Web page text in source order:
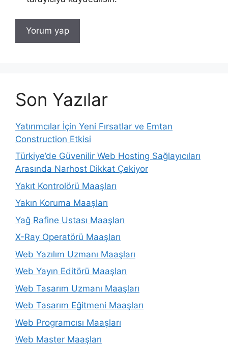
Son Yazılar
Yatırımcılar İçin Yeni Fırsatlar ve Emtan
Construction Etkisi
Türkiye’de Güvenilir Web Hosting Sağlayıcıları
Arasında Narhost Dikkat Çekiyor
Yakıt Kontrolörü Maaşları
Yakın Koruma Maaşları
Yağ Rafine Ustası Maaşları
X-Ray Operatörü Maaşları
Web Yazılım Uzmanı Maaşları
Web Yayın Editörü Maaşları
Web Tasarım Uzmanı Maaşları
Web Tasarım Eğitmeni Maaşları
Web Programcısı Maaşları
Web Master Maaşları